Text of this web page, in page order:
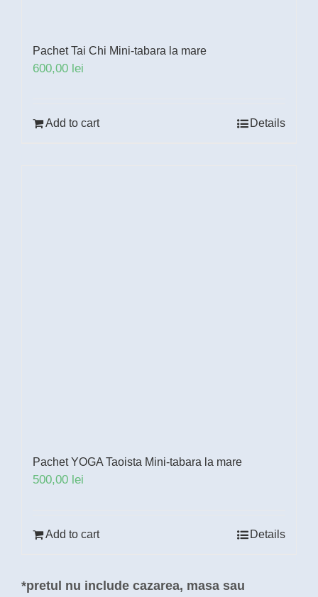
Pachet Tai Chi Mini-tabara la mare
600,00 lei
Add to cart Details
Pachet YOGA Taoista Mini-tabara la mare
500,00 lei
Add to cart Details
*pretul nu include cazarea, masa sau